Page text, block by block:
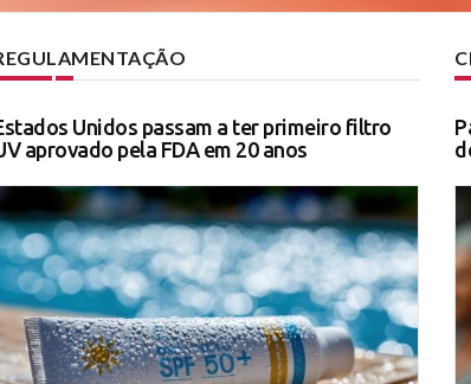
Unidos passam a ter primeiro filtro
aprovado pela FDA em 20 anos